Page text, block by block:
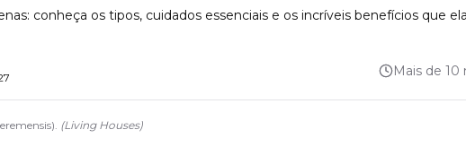
conheça os tipos, cuidados essenciais e os incríveis benefícios que
Mais de 10
(Living Houses)